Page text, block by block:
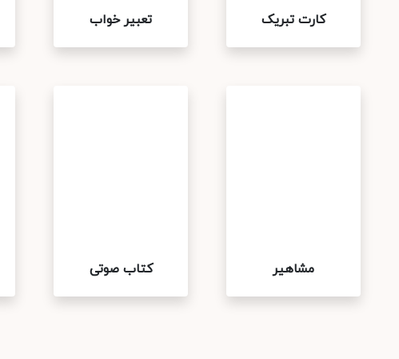
کارت تبریک تعبیر خواب
مشاهیر کتاب صوتی